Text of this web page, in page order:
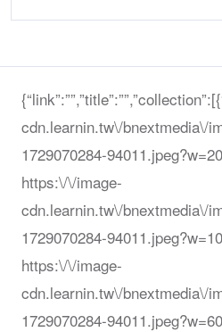
cdn.learnin.tw\/bnextmedia\/
1729070284-
https:\/\/image-
cdn.learnin.tw\/bnextmedia\/
1729070284-
https:\/\/image-
cdn.learnin.tw\/bnextmedia\/
1729070284-